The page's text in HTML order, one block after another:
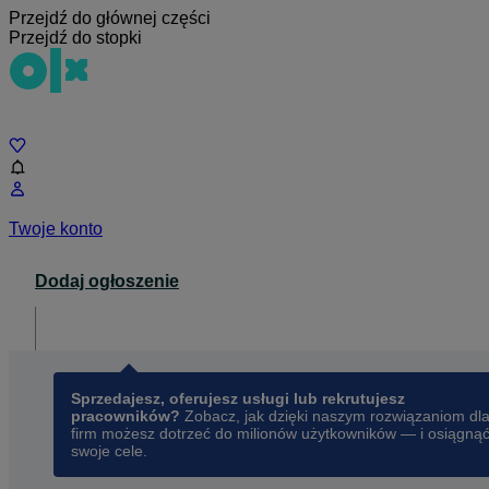
Przejdź do głównej części
Przejdź do stopki
Twoje konto
Dodaj ogłoszenie
Sprzedajesz, oferujesz usługi lub rekrutujesz
pracowników? Zobacz, jak dzięki naszym rozwiązaniom dla
firm możesz dotrzeć do milionów użytkowników — i osiągnąć
swoje cele.